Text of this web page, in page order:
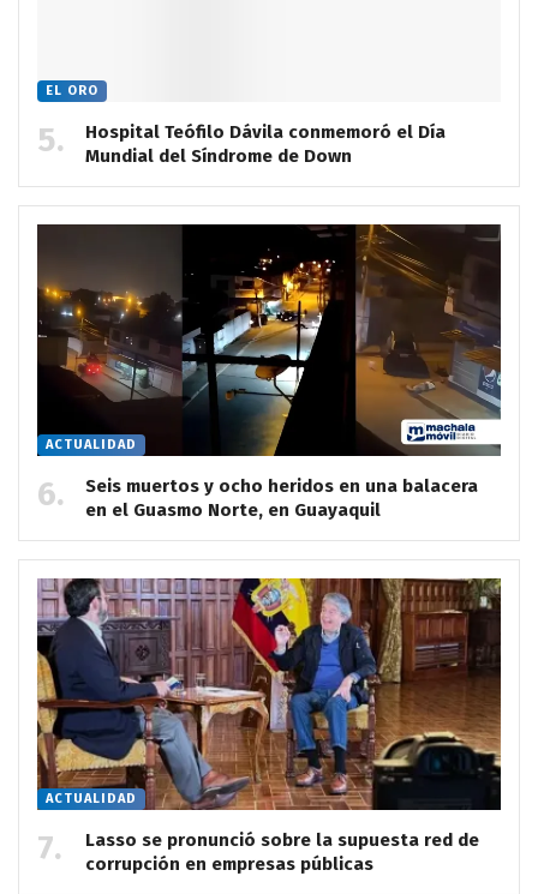
EL ORO
Hospital Teófilo Dávila conmemoró el Día
Mundial del Síndrome de Down
ACTUALIDAD
Seis muertos y ocho heridos en una balacera
en el Guasmo Norte, en Guayaquil
ACTUALIDAD
Lasso se pronunció sobre la supuesta red de
corrupción en empresas públicas